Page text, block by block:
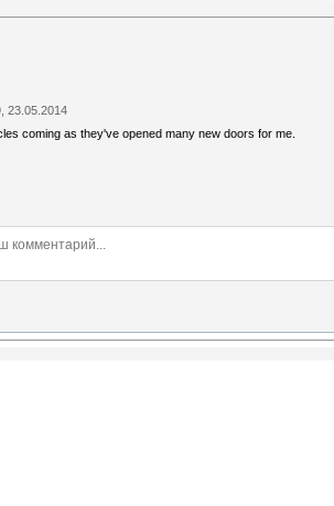
23.05.2014
coming as they've opened many new doors for me.